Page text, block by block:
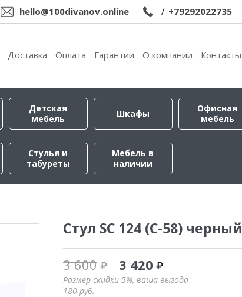
hello@100divanov.online / +79292022735
Доставка Оплата Гарантии О компании Контакты
Детская
мебель
Шкафы
Офисная
мебель
Стулья и
табуреты
Мебель в
наличии
Стул SC 124 (С-58) черный
3 600 3 420
Размер скидки 5%, ваша выгода
180 руб.